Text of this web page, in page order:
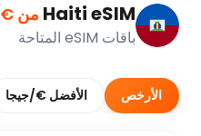
Haiti eSIM من €11.75
باقات eSIM المتاحة
الأرخص الأفضل €/جيجا